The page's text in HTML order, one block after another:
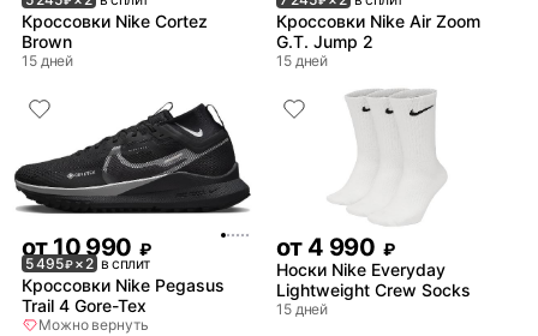
Кроссовки Nike Cortez
Brown
15 дней
Кроссовки Nike Air Zoom
G.T. Jump 2
15 дней
от10 990 ₽
5 495₽× 2 в сплит
Кроссовки Nike Pegasus
Trail 4 Gore-Tex
Можно вернуть
от 4 990 ₽
Носки Nike Everyday
Lightweight Crew Socks
15 дней